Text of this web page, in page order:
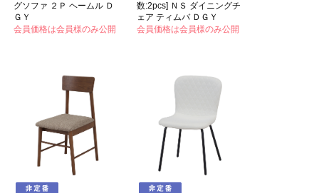
グソファ ２Ｐ ヘームル Ｄ
ＧＹ
会員価格は会員様のみ公開
数:2pcs] ＮＳ ダイニングチ
ェア ティムバ ＤＧＹ
会員価格は会員様のみ公開